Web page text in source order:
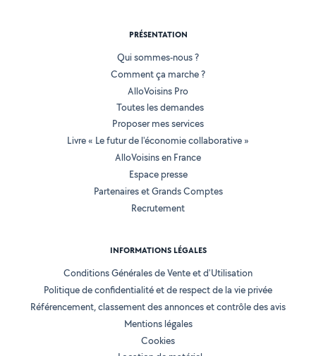
PRÉSENTATION
Qui sommes-nous ?
Comment ça marche ?
AlloVoisins Pro
Toutes les demandes
Proposer mes services
Livre « Le futur de l'économie collaborative »
AlloVoisins en France
Espace presse
Partenaires et Grands Comptes
Recrutement
INFORMATIONS LÉGALES
Conditions Générales de Vente et d'Utilisation
Politique de confidentialité et de respect de la vie privée
Référencement, classement des annonces et contrôle des avis
Mentions légales
Cookies